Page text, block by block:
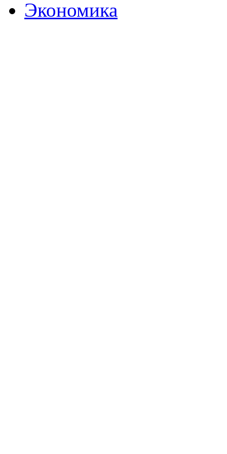
Экономика